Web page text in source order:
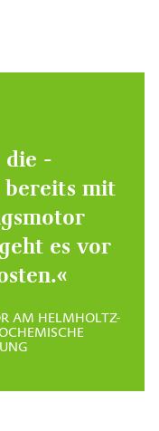
die
mit
es vor
AM HELMHOLTZ-